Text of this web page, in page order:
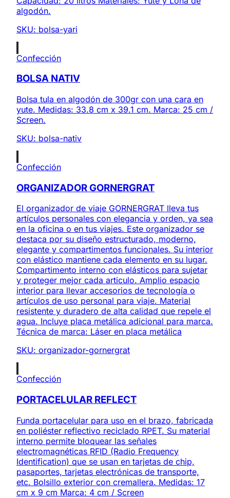
algodón.
SKU: bolsa-yari
Confección
BOLSA NATIV
Bolsa tula en algodón de 300gr con una cara en
yute. Medidas: 33.8 cm x 39.1 cm. Marca: 25 cm /
Screen.
SKU: bolsa-nativ
Confección
ORGANIZADOR GORNERGRAT
El organizador de viaje GORNERGRAT lleva tus
artículos personales con elegancia y orden, ya sea
en la oficina o en tus viajes. Este organizador se
destaca por su diseño estructurado, moderno,
elegante y compartimentos funcionales. Su interior
con elástico mantiene cada elemento en su lugar.
Compartimento interno con elásticos para sujetar
y proteger mejor cada articulo. Amplio espacio
interior para llevar accesorios de tecnología o
artículos de uso personal para viaje. Material
resistente y duradero de alta calidad que repele el
agua. Incluye placa metálica adicional para marca.
Técnica de marca: Láser en placa metálica
SKU: organizador-gornergrat
Confección
PORTACELULAR REFLECT
Funda portacelular para uso en el brazo, fabricada
en poliéster reflectivo reciclado RPET. Su material
interno permite bloquear las señales
electromagnéticas RFID (Radio Frequency
Identification) que se usan en tarjetas de chip,
pasaportes, tarjetas electrónicas de transporte,
etc. Bolsillo exterior con cremallera. Medidas: 17
cm x 9 cm Marca: 4 cm / Screen